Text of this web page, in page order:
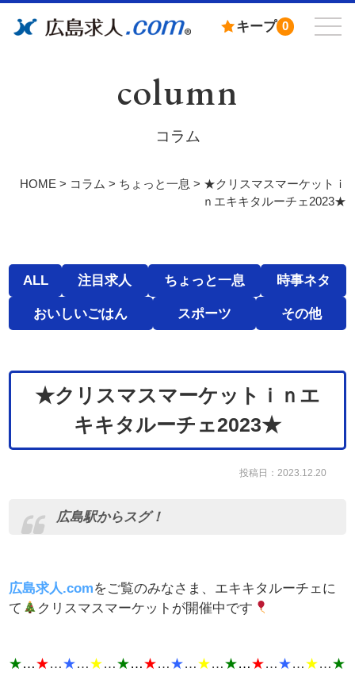
キープ 0
column
コラム
HOME> コラム > ちょっと一息 > ★クリスマスマーケットｉ
ｎエキキタルーチェ2023★
ALL 注目求人 ちょっと一息 時事ネタ
おいしいごはん スポーツ その他
★クリスマスマーケットｉｎエ
キキタルーチェ2023★
投稿日：2023.12.20
広島駅からスグ！
広島求人.comをご覧のみなさま、エキキタルーチェに
て
クリスマスマーケットが開催中です
★…★…★…★…★…★…★…★…★…★…★…★…★